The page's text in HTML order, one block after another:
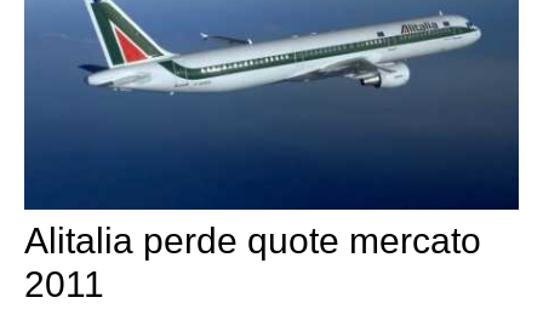
Alitalia perde quote mercato
2011